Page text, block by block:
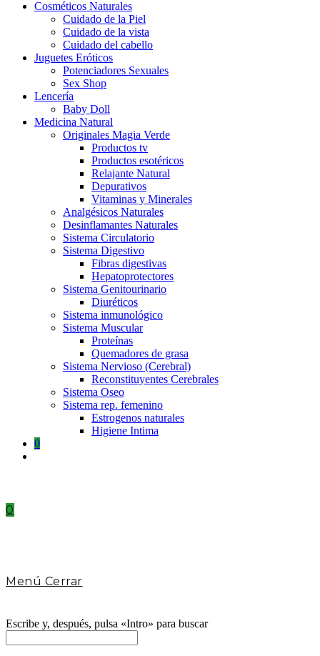
Cosméticos Naturales
Cuidado de la Piel
Cuidado de la vista
Cuidado del cabello
Juguetes Eróticos
Potenciadores Sexuales
Sex Shop
Lencería
Baby Doll
Medicina Natural
Originales Magia Verde
Productos tv
Productos esotéricos
Relajante Natural
Depurativos
Vitaminas y Minerales
Analgésicos Naturales
Desinflamantes Naturales
Sistema Circulatorio
Sistema Digestivo
Fibras digestivas
Hepatoprotectores
Sistema Genitourinario
Diuréticos
Sistema inmunológico
Sistema Muscular
Proteínas
Quemadores de grasa
Sistema Nervioso (Cerebral)
Reconstituyentes Cerebrales
Sistema Oseo
Sistema rep. femenino
Estrogenos naturales
Higiene Intima
0
0
Menú Cerrar
Escribe y, después, pulsa «Intro» para buscar